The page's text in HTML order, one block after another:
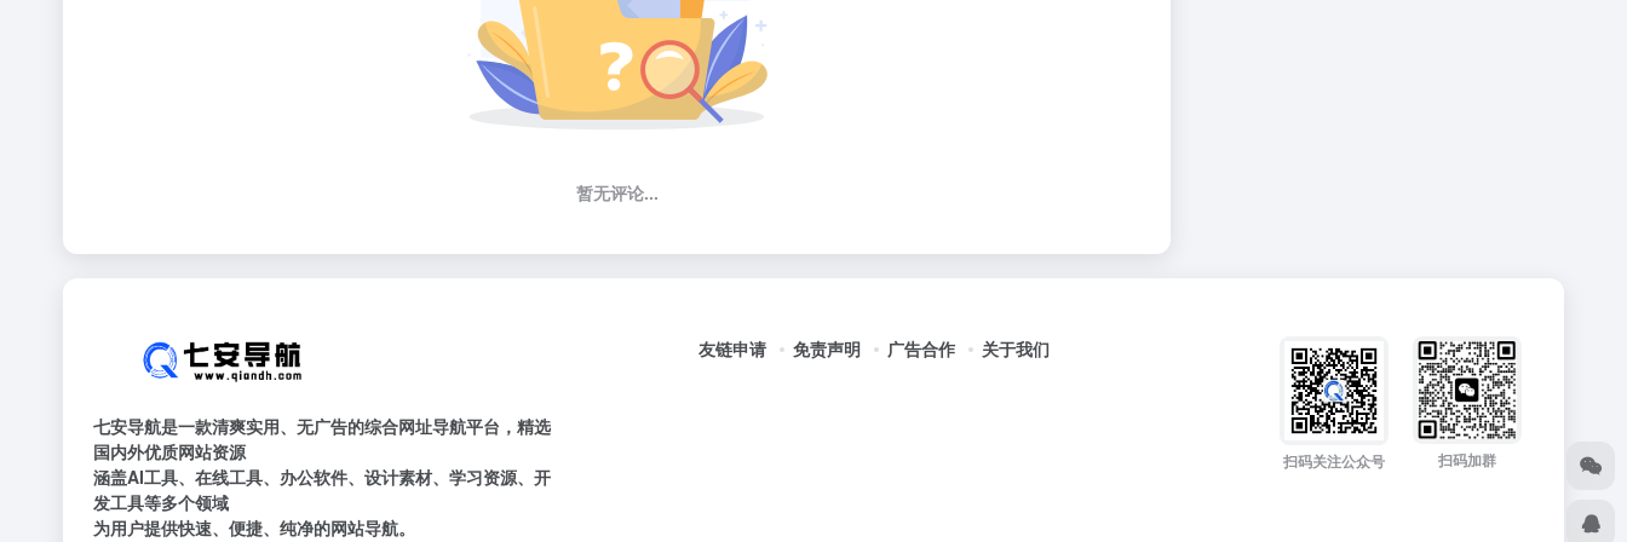
暂无评论...
七安导航是一款清爽实用、无广告的综合网址导航平台，精选
国内外优质网站资源
涵盖AI工具、在线工具、办公软件、设计素材、学习资源、开
发工具等多个领域
为用户提供快速、便捷、纯净的网站导航。
友链申请 免责声明 广告合作 关于我们
扫码关注公众号 扫码加群